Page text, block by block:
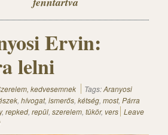
Ervin:
lelni
kedvesemnek Tags:Aranyosi
, hívogat, ismerős, kétség, most, Párra
, repked, repül, szerelem, tükör, vers Leave